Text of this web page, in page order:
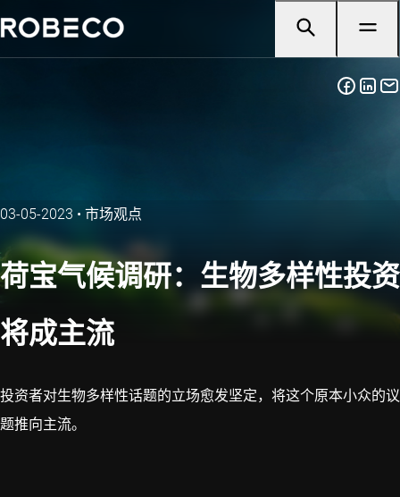
03-05-2023 • 市场观点
荷宝气候调研：生物多样性投资
将成主流
投资者对生物多样性话题的立场愈发坚定，将这个原本小众的议
题推向主流。